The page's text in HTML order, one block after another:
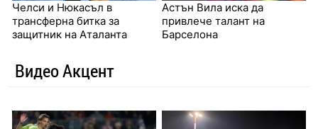
Челси и Нюкасъл в
трансферна битка за
защитник на Аталанта
Астън Вила иска да
привлече талант на
Барселона
Видео Акцент